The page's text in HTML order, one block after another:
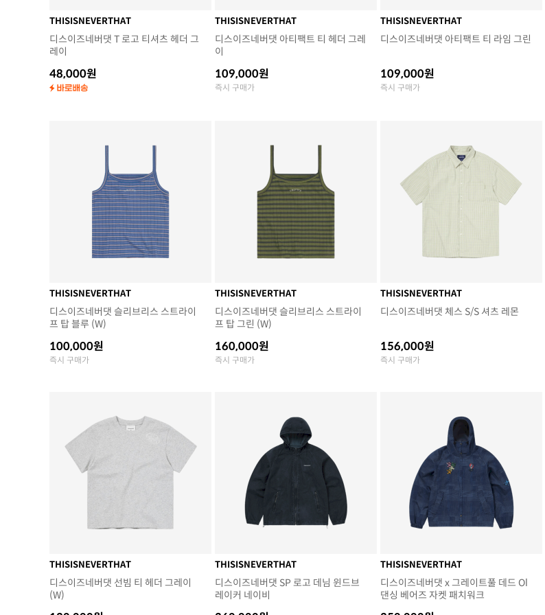
THISISNEVERTHAT
디스이즈네버댓 T 로고 티셔츠 헤더 그
레이
48,000원
THISISNEVERTHAT
디스이즈네버댓 아티팩트 티 헤더 그레
이
109,000원
즉시 구매가
THISISNEVERTHAT
디스이즈네버댓 아티팩트 티 라임 그린
109,000원
즉시 구매가
THISISNEVERTHAT
디스이즈네버댓 슬리브리스 스트라이
프 탑 블루 (W)
100,000원
즉시 구매가
THISISNEVERTHAT
디스이즈네버댓 슬리브리스 스트라이
프 탑 그린 (W)
160,000원
즉시 구매가
THISISNEVERTHAT
디스이즈네버댓 체스 S/S 셔츠 레몬
156,000원
즉시 구매가
THISISNEVERTHAT
디스이즈네버댓 선빔 티 헤더 그레이
(W)
THISISNEVERTHAT
디스이즈네버댓 SP 로고 데님 윈드브
레이커 네이비
THISISNEVERTHAT
디스이즈네버댓 x 그레이트풀 데드 Ol
댄싱 베어즈 자켓 패치워크